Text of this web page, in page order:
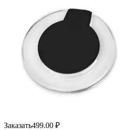
Заказать499.00 ₽